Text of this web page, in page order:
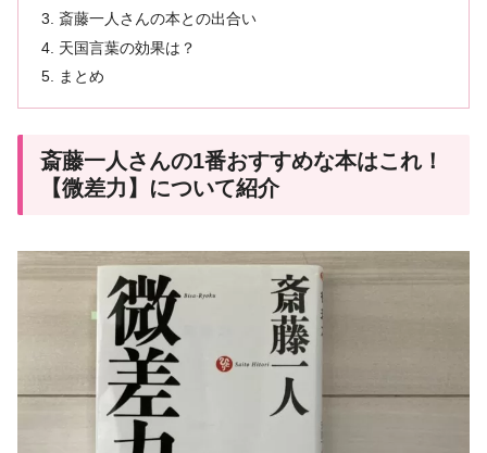
斎藤一人さんの本との出合い
天国言葉の効果は？
まとめ
斎藤一人さんの1番おすすめな本はこれ！
【微差力】について紹介